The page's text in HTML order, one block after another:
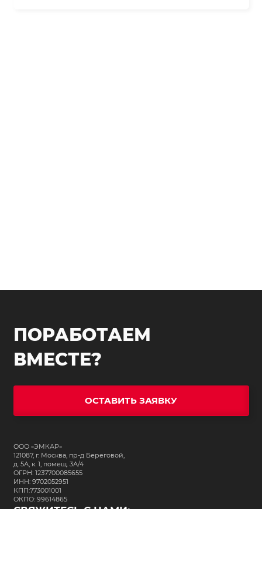
ПОРАБОТАЕМ
ВМЕСТЕ?
ОСТАВИТЬ ЗАЯВКУ
ООО «ЭМКАР»
121087, г. Москва, пр-д Береговой,
д. 5А, к. 1, помещ. 3А/4
ОГРН: 1237700085655
ИНН: 9702052951
КПП:773001001
ОКПО: 99614865
СВЯЖИТЕСЬ С НАМИ: